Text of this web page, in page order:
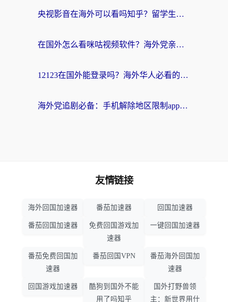
央视影音在海外可以看吗知乎？留学生亲测：3步解决地域限制+追剧自由
在国外怎么看咪咕视频软件？海外党亲测有效的回国加速方案
12123在国外能登录吗？海外华人必看的回国加速实用指南
海外党追剧必备：手机解除地区限制app怎么选？解决央视视频&国内剧地区限制全指南
友情链接
海外回国加速器 番茄加速器 回国加速器
番茄回国加速器
免费回国游戏加
速器
一键回国加速器
番茄免费回国加
速器
番茄回国VPN
番茄海外回国加
速器
回国游戏加速器
酷狗到国外不能
用了吗知乎
国外打野兽领
主：新世界用什